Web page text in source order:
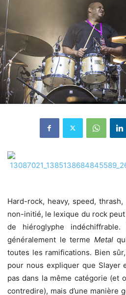
Hard-rock, heavy, speed,
non-initié, le lexique du rock
de hiéroglyphe indéchiffrable.
généralement le terme Metal
toutes les ramifications. Bien
pour nous expliquer que Slayer
pas dans la même catégorie (et
contredire), mais d’une manière